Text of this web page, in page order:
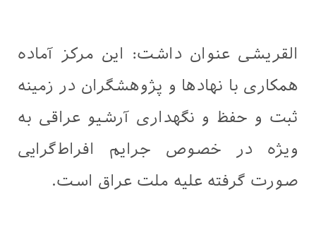
القريشى عنوان داشت: این مرکز آماده
همکاری با نهادها و پژوهشگران در زمینه
ثبت و حفظ و نگهداری آرشیو عراقی به
ویژه در خصوص جرایم افراط‌گرایی
صورت گرفته علیه ملت عراق است.